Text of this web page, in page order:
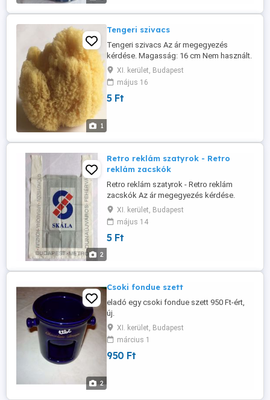
1
Tengeri szivacs
Tengeri szivacs Az ár megegyezés
kérdése. Magasság: 16 cm Nem használt.
XI. kerület, Budapest
május 16
5 Ft
2
Retro reklám szatyrok - Retro
reklám zacskók
Retro reklám szatyrok - Retro reklám
zacskók Az ár megegyezés kérdése.
Skála mérete: szélesség: 36 cm, teljes
hosszúság: 61 cm Korának megfelelő
állapotban, ahogy a képen is látszik.
XI. kerület, Budapest
május 14
5 Ft
2
Csoki fondue szett
eladó egy csoki fondue szett 950 Ft-ért,
új.
XI. kerület, Budapest
március 1
950 Ft